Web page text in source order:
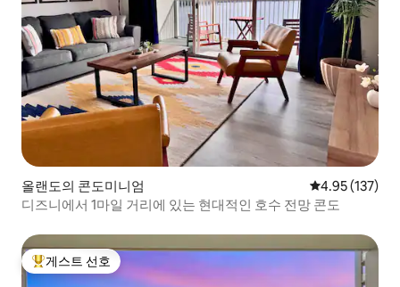
올랜도의 콘도미니엄 평점 4.95점(5
4.95 (137)
디즈니에서 1마일 거리에 있는 현대적인 호수 전망 콘도
상위 게스트 선호
게스트 선호